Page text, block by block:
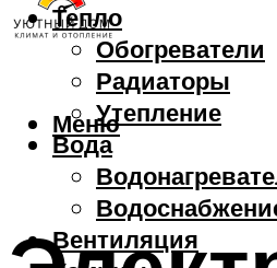
Тепло
Обогреватели
Радиаторы
Утепление
Вода
Вентиляция
Меню